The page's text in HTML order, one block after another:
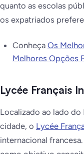
quanto as escolas
os expatriados
Conheça Os
Melhores Opções
Lycée Français
Localizado ao lado do
cidade, o Lycée
internacional